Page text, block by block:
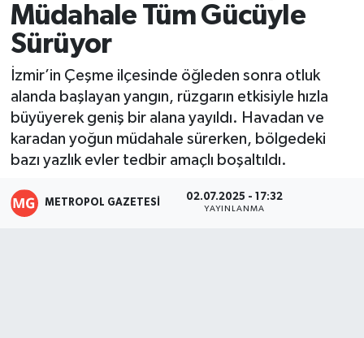
Müdahale Tüm Gücüyle
Sürüyor
İzmir’in Çeşme ilçesinde öğleden sonra otluk
alanda başlayan yangın, rüzgarın etkisiyle hızla
büyüyerek geniş bir alana yayıldı. Havadan ve
karadan yoğun müdahale sürerken, bölgedeki
bazı yazlık evler tedbir amaçlı boşaltıldı.
METROPOL GAZETESI 02.07.2025 - 17:32
YAYINLANMA
Resmi İlanlar